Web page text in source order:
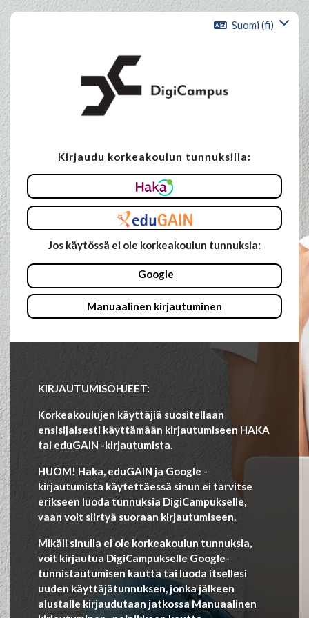
Siirry pääsisältöön
KIRJAUTUMISOHJEET:
Korkeakoulujen käyttäjiä suositellaan
ensisijaisesti käyttämään kirjautumiseen HAKA
tai eduGAIN -kirjautumista.
HUOM! Haka, eduGAIN ja Google -
kirjautumista käytettäessä sinun ei tarvitse
erikseen luoda tunnuksia DigiCampukselle,
vaan voit siirtyä suoraan kirjautumiseen.
Mikäli sinulla ei ole korkeakoulun tunnuksia,
voit kirjautua DigiCampukselle Google-
tunnistautumisen kautta tai luoda itsellesi
uuden käyttäjätunnuksen, jonka jälkeen
alustalle kirjaudutaan jatkossa Manuaalinen
Suomi ‎(fi)‎
Ohita luodaksesi uuden tilin
Kirjaudu korkeakoulun tunnuksilla:
Jos käytössä ei ole korkeakoulun tunnuksia:
Google
Manuaalinen kirjautuminen